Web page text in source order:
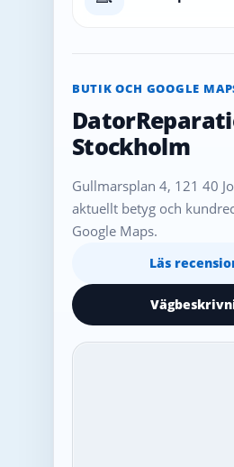
BUTIK OCH GOOGLE
Stockholm
Gullmarsplan 4, 121 40
aktuellt betyg och
Google Maps.
Läs